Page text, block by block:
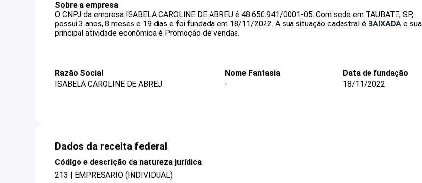
Sobre a empresa
O CNPJ da empresa ISABELA CAROLINE DE ABREU é 48.650.941/0001-05. Com sede em TAUBATE, SP,
possui 3 anos, 8 meses e 19 dias e foi fundada em 18/11/2022. A sua situação cadastral é BAIXADA e sua
principal atividade econômica é Promoção de vendas.
Razão Social
ISABELA CAROLINE DE ABREU
Nome Fantasia
-
Data de fundação
18/11/2022
Dados da receita federal
Código e descrição da natureza jurídica
213 | EMPRESARIO (INDIVIDUAL)